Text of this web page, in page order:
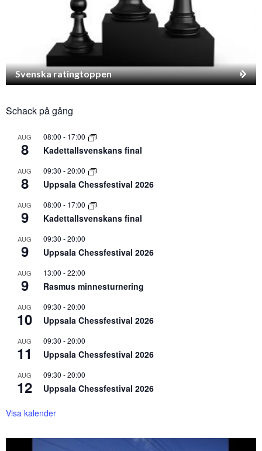
Svenska ratingtoppen
Schack på gång
AUG
8
08:00 - 17:00
Kadettallsvenskans final
AUG
8
09:30 -20:00
Uppsala Chessfestival 2026
AUG
9
08:00 - 17:00
Kadettallsvenskans final
AUG
9
09:30 -20:00
Uppsala Chessfestival 2026
AUG
9
13:00 -22:00
Rasmus minnesturnering
AUG
10
09:30 -20:00
Uppsala Chessfestival 2026
AUG
11
09:30 -20:00
Uppsala Chessfestival 2026
AUG
12
09:30 -20:00
Uppsala Chessfestival 2026
Visa kalender